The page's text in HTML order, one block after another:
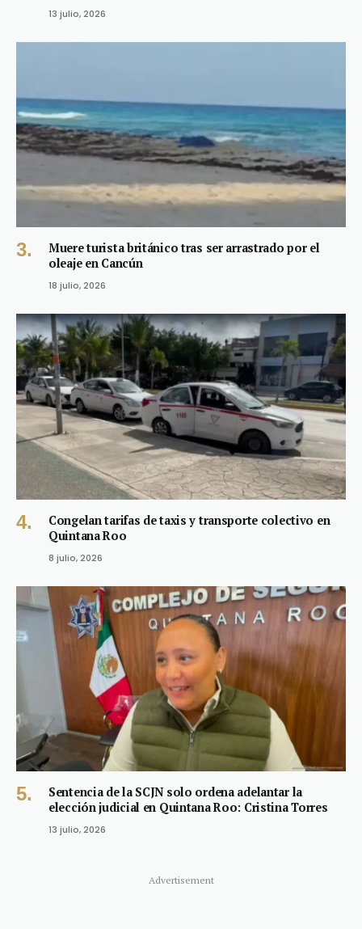
13 julio, 2026
Muere turista británico tras ser arrastrado por el
oleaje en Cancún
18 julio, 2026
Congelan tarifas de taxis y transporte colectivo en
Quintana Roo
8 julio, 2026
Sentencia de la SCJN solo ordena adelantar la
elección judicial en Quintana Roo: Cristina Torres
13 julio, 2026
Advertisement